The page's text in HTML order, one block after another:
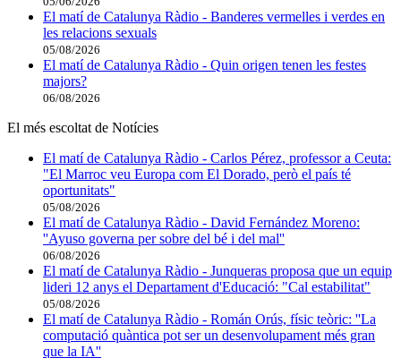
El matí de Catalunya Ràdio - Banderes vermelles i verdes en
les relacions sexuals
05/08/2026
El matí de Catalunya Ràdio - Quin origen tenen les festes
majors?
06/08/2026
El més escoltat de Notícies
El matí de Catalunya Ràdio - Carlos Pérez, professor a Ceuta:
"El Marroc veu Europa com El Dorado, però el país té
oportunitats"
05/08/2026
El matí de Catalunya Ràdio - David Fernández Moreno:
''Ayuso governa per sobre del bé i del mal''
06/08/2026
El matí de Catalunya Ràdio - Junqueras proposa que un equip
lideri 12 anys el Departament d'Educació: "Cal estabilitat"
05/08/2026
El matí de Catalunya Ràdio - Román Orús, físic teòric: ''La
computació quàntica pot ser un desenvolupament més gran
que la IA''